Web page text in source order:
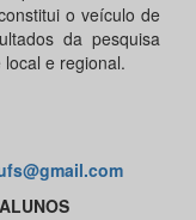
o veículo de
da pesquisa
e regional.